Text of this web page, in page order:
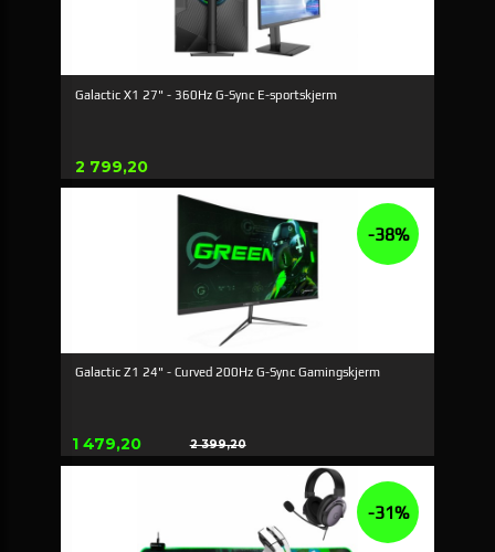
Galactic X1 27" - 360Hz G-Sync E-sportskjerm
Pris
2 799,20
Galactic Z1 24" - Curved 200Hz G-Sync Gamingskjerm
Erbjudande
1 479,20 2 399,20
Rabatt
-38%
-31%